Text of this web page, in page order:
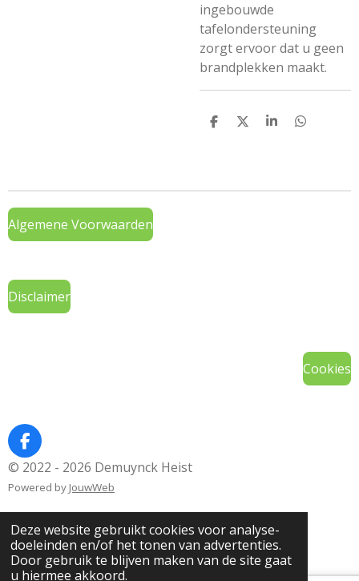
Deze website gebruikt cookies voor analyse-
doeleinden en/of het tonen van advertenties.
Door gebruik te blijven maken van de site gaat
u hiermee akkoord.
ingebouwde
tafelondersteuning
zorgt ervoor dat u geen
brandplekken maakt.
D
D
S
D
Algemene Voorwaarden
Disclaimer
Cookies
F
a
c
e
b
o
o
k
© 2022 - 2026 Demuynck Heist
Powered by JouwWeb